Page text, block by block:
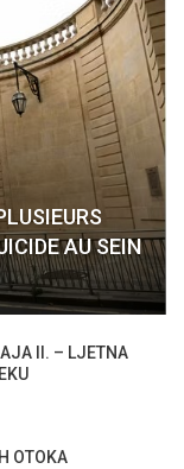
AU SEIN
II. – LJETNA
OTOKA